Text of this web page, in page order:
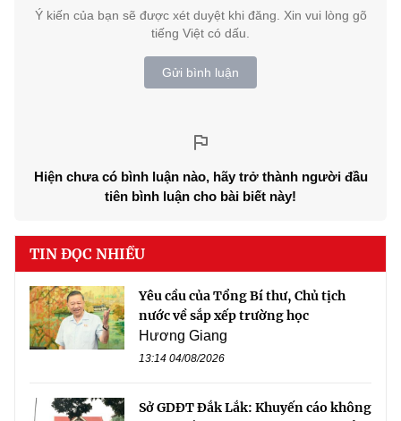
Ý kiến của bạn sẽ được xét duyệt khi đăng. Xin vui lòng gõ
tiếng Việt có dấu.
Gửi bình luận
Hiện chưa có bình luận nào, hãy trở thành người đầu
tiên bình luận cho bài biết này!
TIN ĐỌC NHIỀU
Yêu cầu của Tổng Bí thư, Chủ tịch
nước về sắp xếp trường học
Hương Giang
13:14 04/08/2026
Sở GDĐT Đắk Lắk: Khuyến cáo không